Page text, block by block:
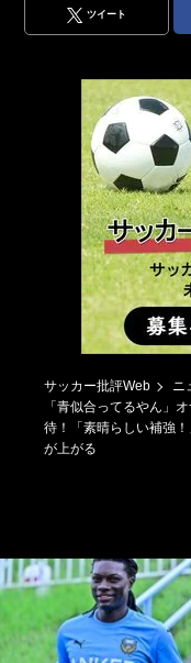
ツイート
サッカー批評Web ニ
「青似合ってるやん」
待！「素晴らしい補強
が上がる